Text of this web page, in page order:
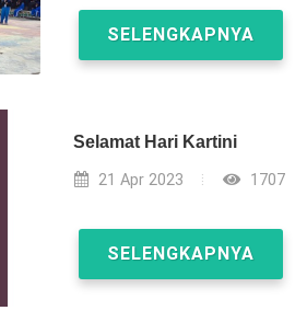
SELENGKAPNYA
Selamat Hari Kartini
21 Apr 2023 1707
SELENGKAPNYA